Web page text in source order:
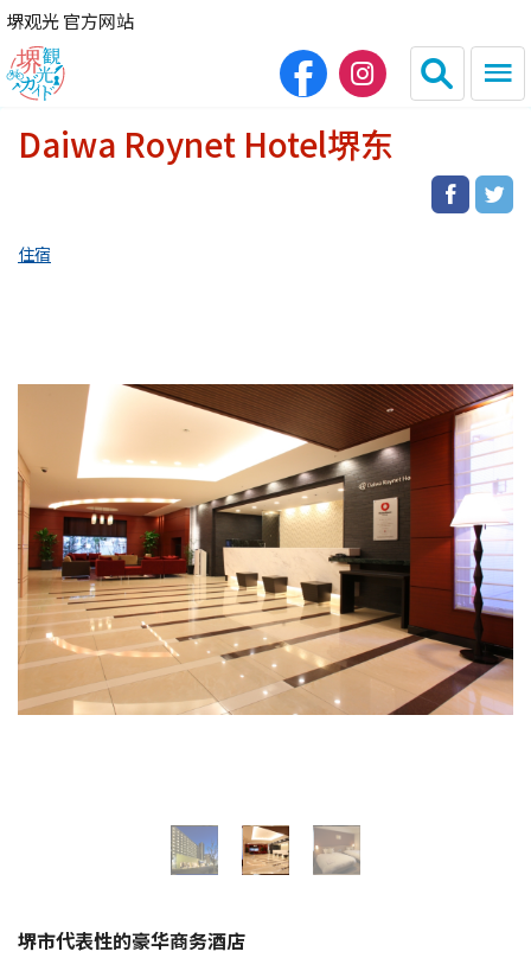
堺观光 官方网站
日本語 English
住宿
花期信息
购物
运动设施
堺欢迎您！
Daiwa Roynet Hotel堺东
住宿
堺市代表性的豪华商务酒店